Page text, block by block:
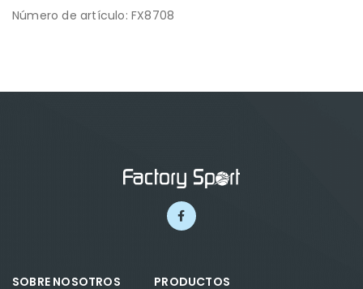
Número de artículo: FX8708
SOBRE NOSOTROS PRODUCTOS